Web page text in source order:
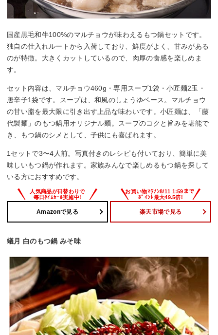
国産黒毛和牛100%のマルチョウが味わえるもつ鍋セットです。
独自の仕入れルートから入荷しており、鮮度がよく、甘みがある
のが特徴。大きくカットしているので、肉厚の食感を楽しめま
す。
セット内容は、マルチョウ460g・専用スープ1袋・小匠麺2玉・
唐辛子1袋です。スープは、和風のしょうゆベース。マルチョウ
の甘い脂を最大限に引き出す上品な味わいです。小匠麺は、「藤
代製麺」のもつ鍋用オリジナル麺。スープのコクと旨みを堪能で
き、もつ鍋のシメとして、子供にも喜ばれます。
1セットで3〜4人前。写真付きのレシピも付いており、簡単に美
味しいもつ鍋が作れます。家族みんなで楽しめるもつ鍋を探して
いる方におすすめです。
Amazonで見る 楽天市場で見る
蟻月 白のもつ鍋 みそ味